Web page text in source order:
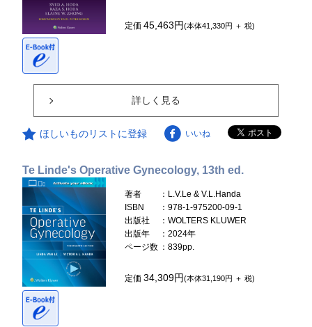
定価45,463円(本体41,330円 ＋ 税)
詳しく見る
ほしいものリストに登録 いいね
Te Linde's Operative Gynecology, 13th ed.
著者
：L.V.Le & V.L.Handa
ISBN
：978-1-975200-09-1
出版社
：WOLTERS KLUWER
出版年
：2024年
ページ数 ：839pp.
定価34,309円(本体31,190円 ＋ 税)